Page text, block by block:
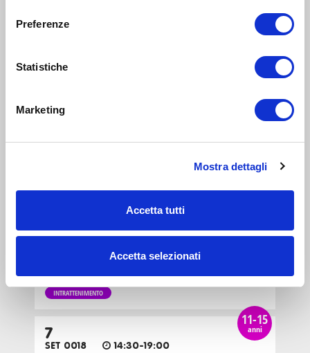
Preferenze
Statistiche
Marketing
Mostra dettagli
Accetta tutti
Accetta selezionati
SET 0018
Abrakadabra: prova i corsi di lingua per bambini e
e
10:00-13:00
Zona 3 - Porta Venezia, Città Studi, Lambrate
Abrakadabra: open days
INTRATTENIMENTO
11-15
anni
7
SET 0018 14:30-19:00